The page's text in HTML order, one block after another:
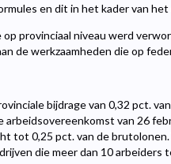
en dit in het kader van
provinciaal niveau werd
de werkzaamheden die op
bijdrage van 0,32 pct.
arbeidsovereenkomst van 26
tot 0,25 pct. van de brutolonen.
die meer dan 10 arbeiders